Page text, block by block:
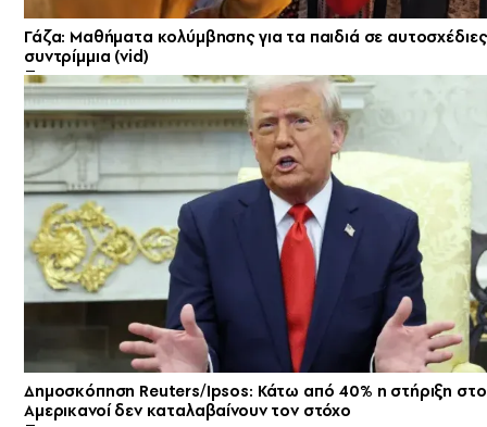
Γάζα: Μαθήματα κολύμβησης για τα παιδιά σε αυτοσχέδιες
συντρίμμια (vid)
Δημοσκόπηση Reuters/Ipsos: Κάτω από 40% η στήριξη
Αμερικανοί δεν καταλαβαίνουν τον στόχο